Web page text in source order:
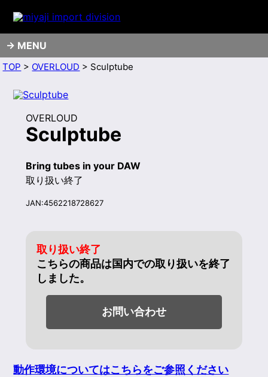
MENU
TOP > OVERLOUD > Sculptube
OVERLOUD
Sculptube
Bring tubes in your DAW
取り扱い終了
JAN:4562218728627
取り扱い終了
こちらの商品は国内での取り扱いを終了
しました。
お問い合わせ
動作環境についてはこちらをご参照ください